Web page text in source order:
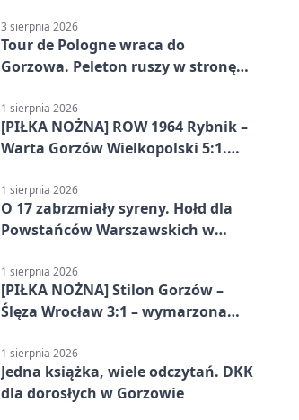
3 sierpnia 2026
Tour de Pologne wraca do
Gorzowa. Peleton ruszy w stronę
1 sierpnia 2026
[PIŁKA NOŻNA] ROW 1964 Rybnik –
Warta Gorzów Wielkopolski 5:1.
Lidze Grupa 3 (Grupa III)
1 sierpnia 2026
O 17 zabrzmiały syreny. Hołd dla
Powstańców Warszawskich w
1 sierpnia 2026
[PIŁKA NOŻNA] Stilon Gorzów –
Ślęza Wrocław 3:1 – wymarzona
Grupa 3 (Grupa III)
1 sierpnia 2026
Jedna książka, wiele odczytań. DKK
dla dorosłych w Gorzowie